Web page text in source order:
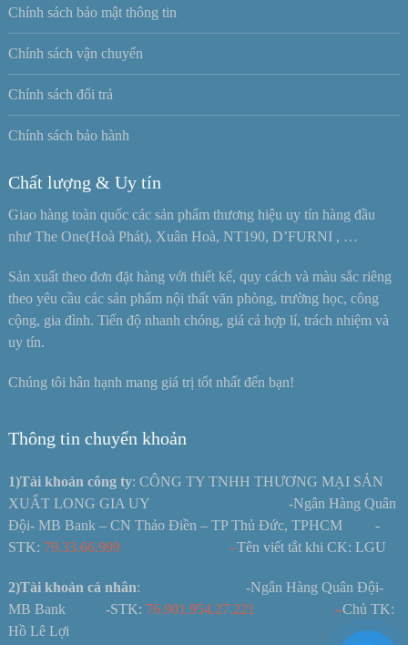
Chính sách bảo mật thông tin
Chính sách vận chuyển
Chính sách đổi trả
Chính sách bảo hành
Chất lượng & Uy tín
Giao hàng toàn quốc các sản phẩm thương hiệu uy tín hàng đầu
như The One(Hoà Phát), Xuân Hoà, NT190, D’FURNI , …
Sản xuất theo đơn đặt hàng với thiết kế, quy cách và màu sắc riêng
theo yêu cầu các sản phẩm nội thất văn phòng, trường học, công
cộng, gia đình. Tiến độ nhanh chóng, giá cả hợp lí, trách nhiệm và
uy tín.
Chúng tôi hân hạnh mang giá trị tốt nhất đến bạn!
Thông tin chuyển khoản
1)Tài khoản công ty: CÔNG TY TNHH THƯƠNG MẠI SẢN
XUẤT LONG GIA UY -Ngân Hàng Quân
Đội- MB Bank – CN Thảo Điền – TP Thủ Đức, TPHCM -
STK: 79.33.66.999 –Tên viết tắt khi CK: LGU
2)Tài khoản cá nhân: -Ngân Hàng Quân Đội-
MB Bank -STK: 76.901.954.27.221 –Chủ TK:
Hồ Lê Lợi